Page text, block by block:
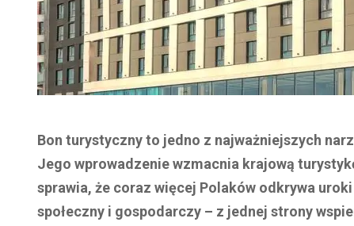
Bon turystyczny to jedno z najważniejszych
Jego wprowadzenie wzmacnia krajową
sprawia, że coraz więcej Polaków odkrywa
społeczny i gospodarczy – z jednej strony